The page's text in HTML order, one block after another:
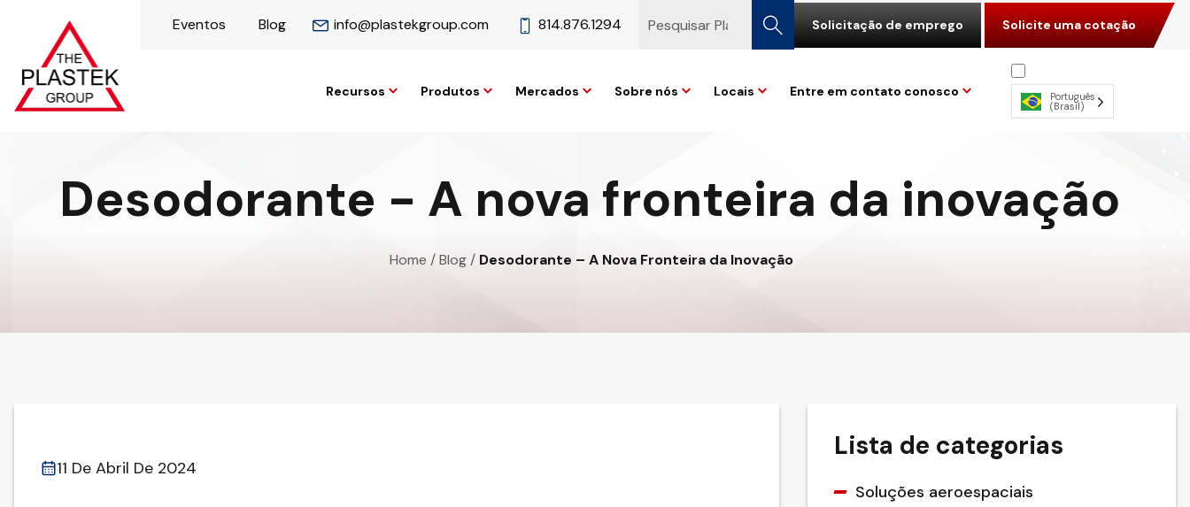
Eventos Blog info@plastekgroup.com 814.876.1294 Solicitação de emprego Solicite uma cotação
Recursos Produtos Mercados Sobre nós Locais Entre em contato conosco Português
(Brasil)
Desodorante - A nova fronteira da inovação
Home /Blog/ Desodorante – A Nova Fronteira da Inovação
11 De Abril De 2024
Lista de categorias
Soluções aeroespaciais